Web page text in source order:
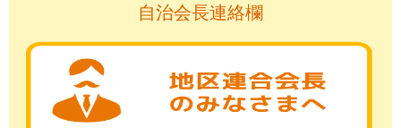
自治会長連絡欄